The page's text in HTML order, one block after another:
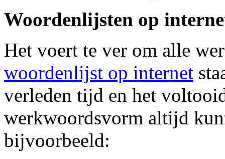
Woordenlijsten op
Het voert te ver om alle
woordenlijst op internet
verleden tijd en het
werkwoordsvorm altijd
bijvoorbeeld: